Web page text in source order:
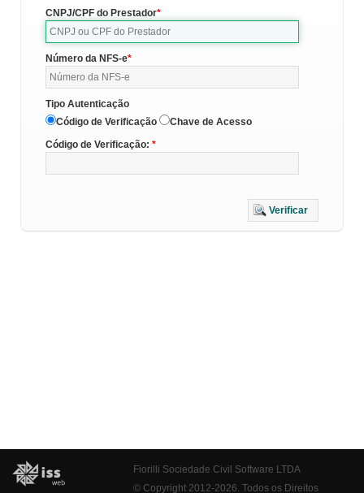
CNPJ/CPF do Prestador
Número da NFS-e
Tipo Autenticação
Código de Verificação
Chave de Acesso
Código de Verificação:
Verificar
Fiorilli Sociedade Civil Software LTDA
© Copyright 2012-2026. Todos os Direitos